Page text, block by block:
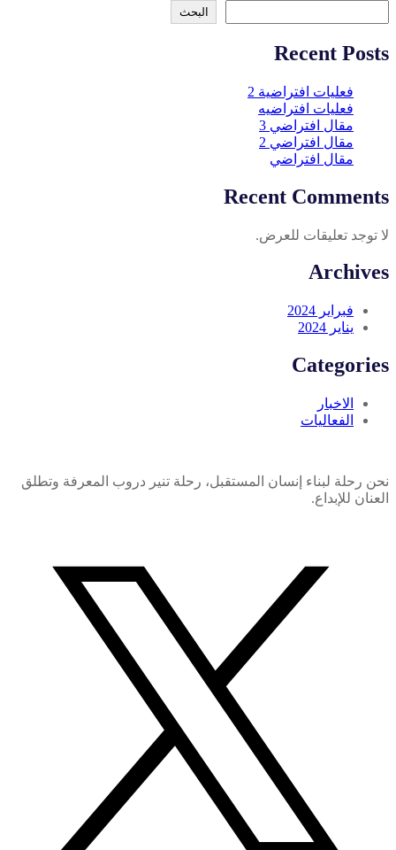
البحث
Recent Posts
فعليات افتراضية 2
فعليات افتراضيه
مقال افتراضي 3
مقال افتراضي 2
مقال افتراضي
Recent Comments
لا توجد تعليقات للعرض.
Archives
فبراير 2024
يناير 2024
Categories
الاخبار
الفعاليات
نحن رحلة لبناء إنسان المستقبل، رحلة تنير دروب المعرفة وتطلق
العنان للإبداع.